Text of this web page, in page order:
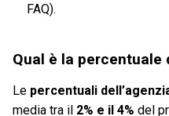
FAQ).
Qual è la percentuale
Le percentuali
media tra il 2% e il 4% del